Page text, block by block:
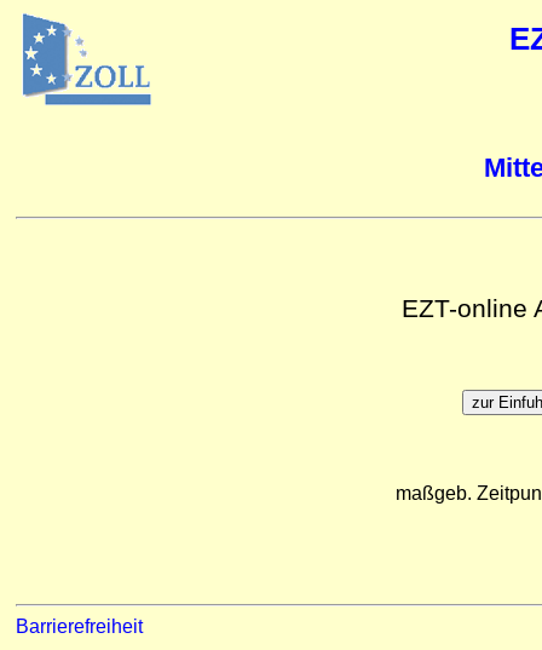
EZT-online
maßgeb.
Barrierefreiheit